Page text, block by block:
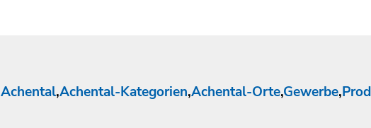
Achental,Achental-Kategorien,Achental-Orte,Gewerbe,